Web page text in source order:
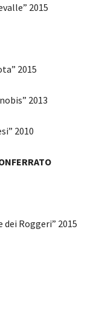
2015
2015
2013
2010
Roggeri” 2015